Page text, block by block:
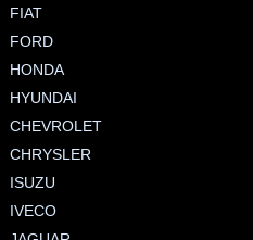
FIAT
FORD
HONDA
HYUNDAI
CHEVROLET
CHRYSLER
ISUZU
IVECO